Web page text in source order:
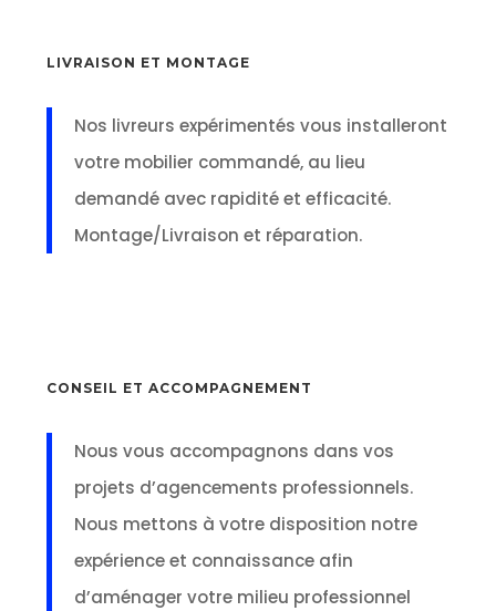
LIVRAISON ET MONTAGE
Nos livreurs expérimentés vous installeront
votre mobilier commandé, au lieu
demandé avec rapidité et efficacité.
Montage/Livraison et réparation.
CONSEIL ET ACCOMPAGNEMENT
Nous vous accompagnons dans vos
projets d’agencements professionnels.
Nous mettons à votre disposition notre
expérience et connaissance afin
d’aménager votre milieu professionnel